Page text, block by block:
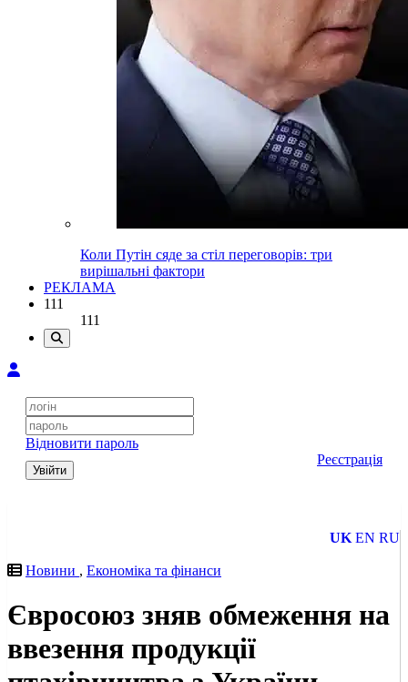
Коли Путін сяде за стіл переговорів: три
вирішальні фактори
РЕКЛАМА
111
111
Відновити пароль
Увійти
Реєстрація
UK EN RU
Новини , Економіка та фінанси
Євросоюз зняв обмеження на
ввезення продукції